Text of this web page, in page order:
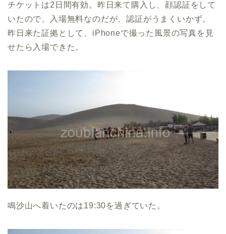
チケットは2日間有効。昨日来て購入し、顔認証をして
いたので、入場無料なのだが、認証がうまくいかず。
昨日来た証拠として、iPhoneで撮った風景の写真を見
せたら入場できた。
鳴沙山へ着いたのは19:30を過ぎていた。